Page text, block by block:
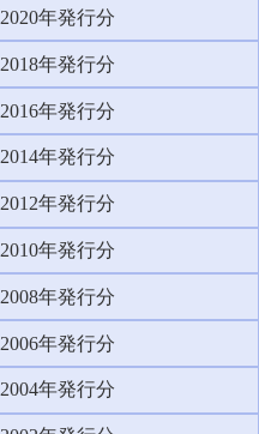
2020年発行分
2018年発行分
2016年発行分
2014年発行分
2012年発行分
2010年発行分
2008年発行分
2006年発行分
2004年発行分